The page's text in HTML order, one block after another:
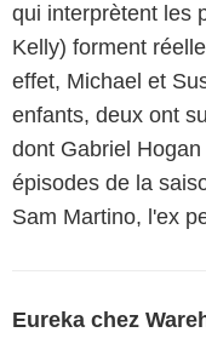
qui interprètent les
Kelly) forment
effet, Michael et
enfants, deux ont
dont Gabriel
épisodes de la
Sam Martino, l'ex
Eureka chez